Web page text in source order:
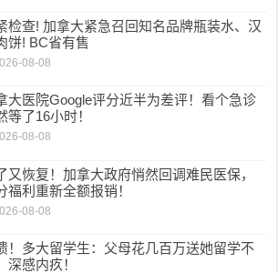
检查! 加拿大紧急召回知名品牌瓶装水、汉
饼! BC省有售
08-08
大医院Google评分近半为差评！看个急诊
等了16小时！
08-08
又恢复！加拿大政府悄然回调难民医保，
福利重新全额报销！
08-08
！多大留学生：父母花几百万送她留学不
深感内疚！